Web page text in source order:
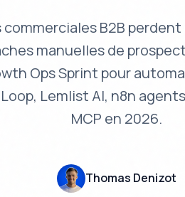
commerciales B2B
manuelles de
Ops Sprint pour
Loop, Lemlist AI, n8n
MCP en 2026.
Thomas Denizot